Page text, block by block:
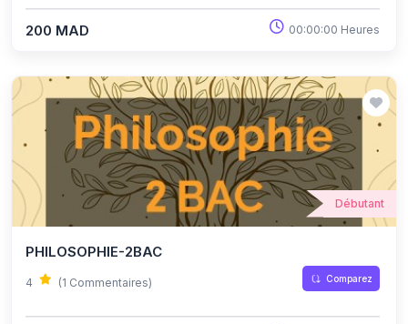
200 MAD 00:00:00 Heures
Débutant
PHILOSOPHIE-2BAC
4 (1 Commentaires) Comparez